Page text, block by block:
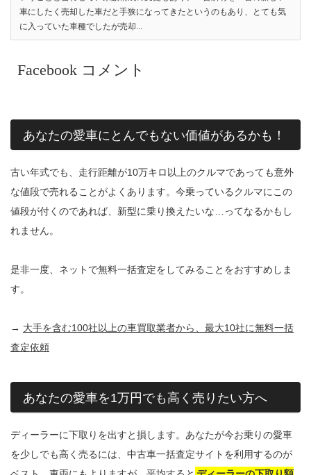
車にしたく売却した車だと手狭になってきたというのもあり、とても気
に入っていた車種でしたが売却...
Facebook コメント
あなたの愛車にとんでもない価値があるかも！
古い年式でも、走行距離が10万キロ以上のクルマであっても意外
な値段で売れることがよくあります。今乗っているクルマにこの
値段が付くのであれば、新型に乗り換えたいな…ってなるかもし
れません。
是非一度、ネットで無料一括査定をしてみることをおすすめしま
す。
→ 大手を含む100社以上の車買取業者から、最大10社に無料一括
査定依頼
あなたの愛車を1万円でも高く売りたい方へ
ディーラーに下取りを出すと損します。あなたが今お乗りの愛車
を少しでも高く売るには、中古車一括査定サイトを利用するのが